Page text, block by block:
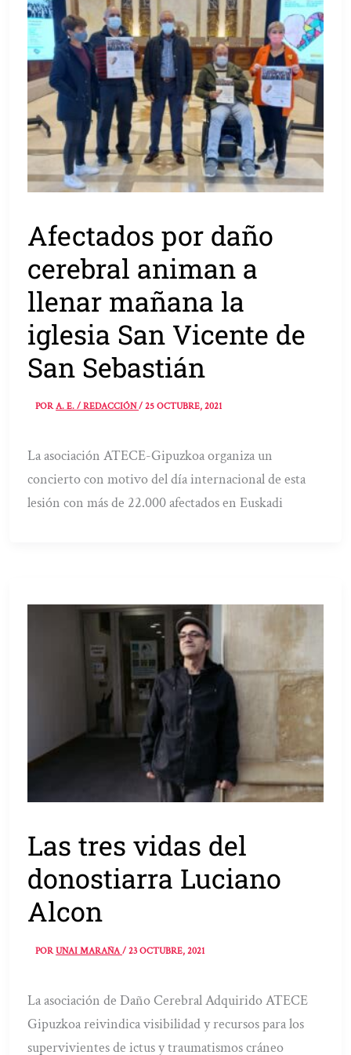
Afectados por daño
cerebral animan a
llenar mañana la
iglesia San Vicente de
San Sebastián
PORA. E. / REDACCIÓN/25 OCTUBRE, 2021
La asociación ATECE-Gipuzkoa organiza un
concierto con motivo del día internacional de esta
lesión con más de 22.000 afectados en Euskadi
Las tres vidas del
donostiarra Luciano
Alcon
PORUNAI MARAÑA/23 OCTUBRE, 2021
La asociación de Daño Cerebral Adquirido ATECE
Gipuzkoa reivindica visibilidad y recursos para los
supervivientes de ictus y traumatismos cráneo